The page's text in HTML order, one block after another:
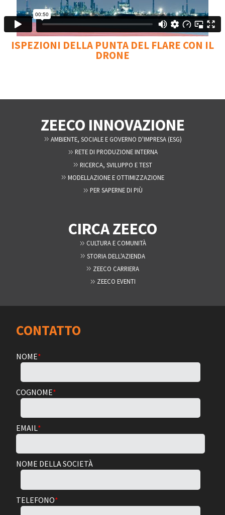
ISPEZIONI DELLA PUNTA DEL FLARE CON IL
DRONE
ZEECO INNOVAZIONE
AMBIENTE, SOCIALE E GOVERNO D'IMPRESA (ESG)
RETE DI PRODUZIONE INTERNA
RICERCA, SVILUPPO E TEST
MODELLAZIONE E OTTIMIZZAZIONE
PER SAPERNE DI PIÙ
CIRCA ZEECO
CULTURA E COMUNITÀ
STORIA DELL'AZIENDA
ZEECO CARRIERA
ZEECO EVENTI
CONTATTO
NOME*
COGNOME*
EMAIL*
NOME DELLA SOCIETÀ
TELEFONO*